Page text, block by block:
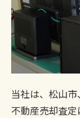
当社は、松山
不動産売却査